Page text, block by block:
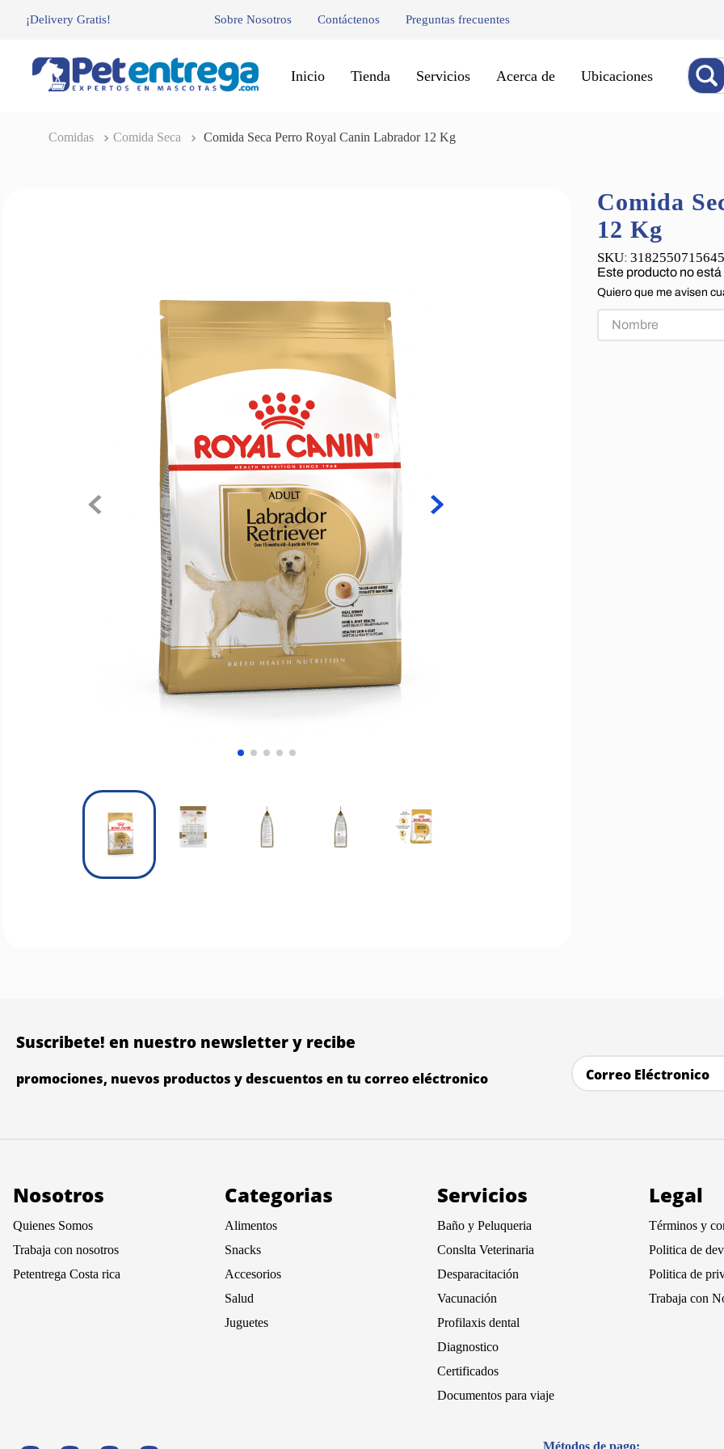
¡Delivery Gratis! Sobre Nosotros Contáctenos Preguntas frecuentes
Inicio Tienda Servicios Acerca de Ubicaciones
Comidas Comida Seca Comida Seca Perro Royal Canin Labrador 12 Kg
Comida
12 Kg
: 3182550715645
Este producto no
Quiero que me avisen
Suscribete! en nuestro newsletter y recibe
promociones, nuevos productos y descuentos en tu correo eléctronico
Nosotros
Quienes Somos
Trabaja con nosotros
Petentrega Costa rica
Categorias
Alimentos
Snacks
Accesorios
Salud
Juguetes
Servicios
Baño y Peluqueria
Conslta Veterinaria
Desparacitación
Vacunación
Profilaxis dental
Diagnostico
Certificados
Documentos para viaje
Legal
Términos y
Politica de
Politica de
Trabaja con